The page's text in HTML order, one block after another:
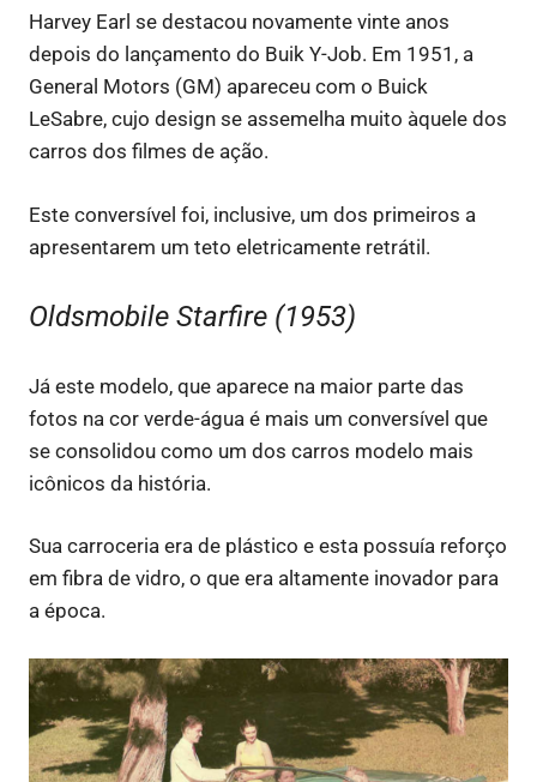
Harvey Earl se destacou novamente vinte anos
depois do lançamento do Buik Y-Job. Em 1951, a
General Motors (GM) apareceu com o Buick
LeSabre, cujo design se assemelha muito àquele dos
carros dos filmes de ação.
Este conversível foi, inclusive, um dos primeiros a
apresentarem um teto eletricamente retrátil.
Oldsmobile Starfire (1953)
Já este modelo, que aparece na maior parte das
fotos na cor verde-água é mais um conversível que
se consolidou como um dos carros modelo mais
icônicos da história.
Sua carroceria era de plástico e esta possuía reforço
em fibra de vidro, o que era altamente inovador para
a época.